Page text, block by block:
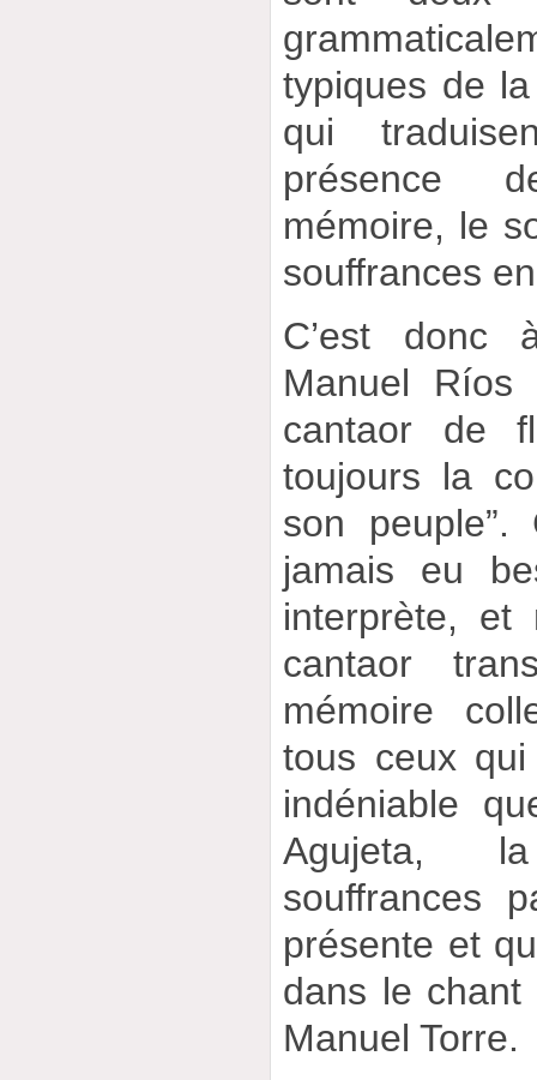
typiques de
qui
présence
mémoire, le
souffrances
C’est donc
Manuel
cantaor de
toujours la
son
jamais eu
interprète, et
cantaor
mémoire
tous ceux
indéniable
Agujeta,
souffrances
présente et
dans le
Manuel Torre.